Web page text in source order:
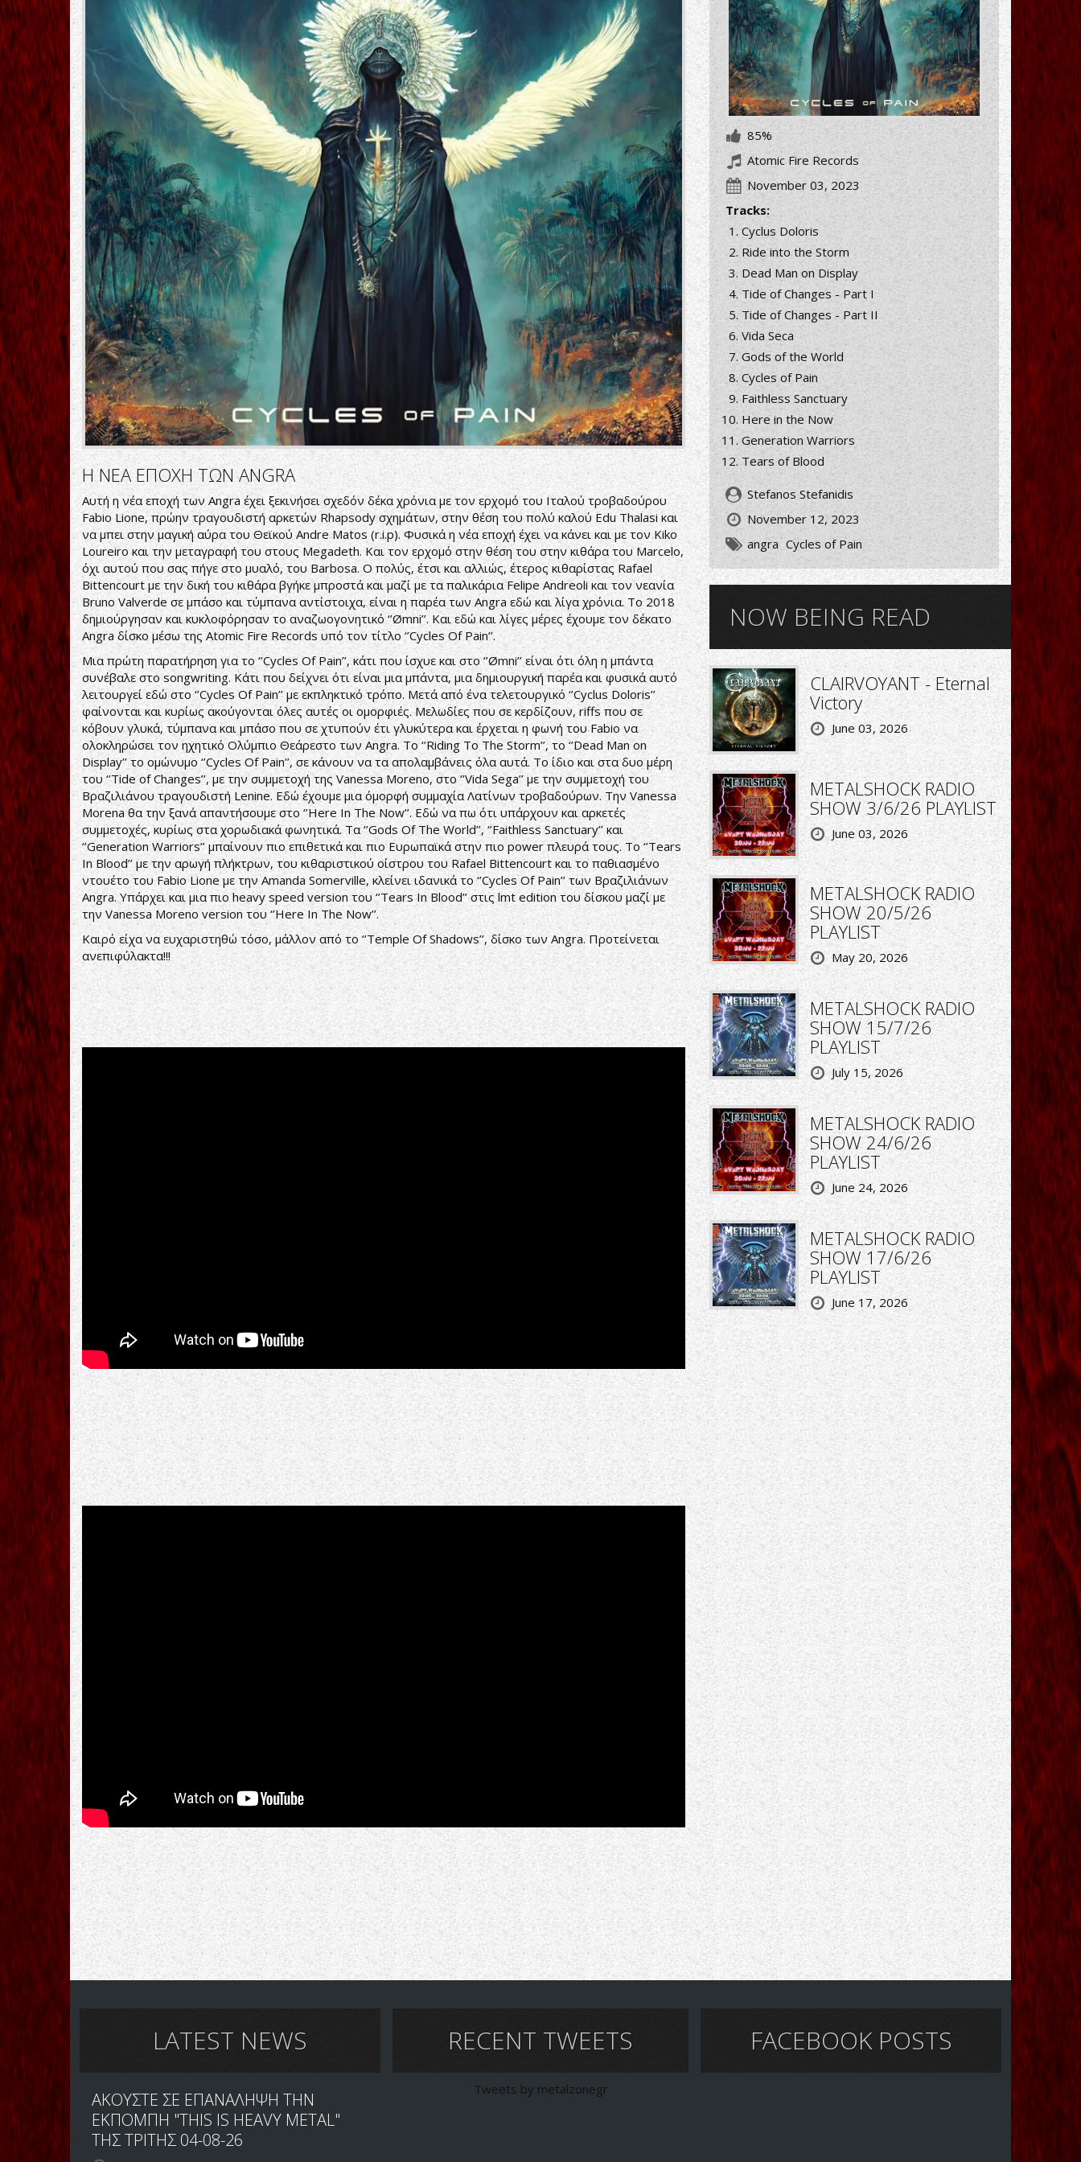
Η ΝΕΑ ΕΠΟΧΗ ΤΩΝ ANGRA
Αυτή η νέα εποχή των Angra έχει ξεκινήσει σχεδόν δέκα χρόνια με τον ερχομό του Ιταλού τροβαδούρου
Fabio Lione, πρώην τραγουδιστή αρκετών Rhapsody σχημάτων, στην θέση του πολύ καλού Edu Thalasi και
να μπει στην μαγική αύρα του Θεϊκού Andre Matos (r.i.p). Φυσικά η νέα εποχή έχει να κάνει και με τον Kiko
Loureiro και την μεταγραφή του στους Megadeth. Και τον ερχομό στην θέση του στην κιθάρα του Marcelo,
όχι αυτού που σας πήγε στο μυαλό, του Barbosa. Ο πολύς, έτσι και αλλιώς, έτερος κιθαρίστας Rafael
Bittencourt με την δική του κιθάρα βγήκε μπροστά και μαζί με τα παλικάρια Felipe Andreoli και τον νεανία
Bruno Valverde σε μπάσο και τύμπανα αντίστοιχα, είναι η παρέα των Angra εδώ και λίγα χρόνια. Το 2018
δημιούργησαν και κυκλοφόρησαν το αναζωογονητικό ‘’Ømni’’. Και εδώ και λίγες μέρες έχουμε τον δέκατο
Angra δίσκο μέσω της Atomic Fire Records υπό τον τίτλο ‘’Cycles Of Pain’’.
Μια πρώτη παρατήρηση για το ‘’Cycles Of Pain’’, κάτι που ίσχυε και στο ‘’Ømni’’ είναι ότι όλη η μπάντα
συνέβαλε στο songwriting. Κάτι που δείχνει ότι είναι μια μπάντα, μια δημιουργική παρέα και φυσικά αυτό
λειτουργεί εδώ στο ‘’Cycles Of Pain’’ με εκπληκτικό τρόπο. Μετά από ένα τελετουργικό ‘’Cyclus Doloris’’
φαίνονται και κυρίως ακούγονται όλες αυτές οι ομορφιές. Μελωδίες που σε κερδίζουν, riffs που σε
κόβουν γλυκά, τύμπανα και μπάσο που σε χτυπούν έτι γλυκύτερα και έρχεται η φωνή του Fabio να
ολοκληρώσει τον ηχητικό Ολύμπιο Θεάρεστο των Angra. Το ‘’Riding To The Storm’’, το ‘’Dead Man on
Display’’ το ομώνυμο ‘’Cycles Of Pain’’, σε κάνουν να τα απολαμβάνεις όλα αυτά. Το ίδιο και στα δυο μέρη
του ‘’Tide of Changes’’, με την συμμετοχή της Vanessa Moreno, στο ‘’Vida Sega’’ με την συμμετοχή του
Βραζιλιάνου τραγουδιστή Lenine. Εδώ έχουμε μια όμορφή συμμαχία Λατίνων τροβαδούρων. Την Vanessa
Morena θα την ξανά απαντήσουμε στο ‘’Here In The Now’’. Εδώ να πω ότι υπάρχουν και αρκετές
συμμετοχές, κυρίως στα χορωδιακά φωνητικά. Τα ‘’Gods Of The World’’, ‘’Faithless Sanctuary’’ και
‘’Generation Warriors’’ μπαίνουν πιο επιθετικά και πιο Ευρωπαϊκά στην πιο power πλευρά τους. Το ‘’Tears
In Blood’’ με την αρωγή πλήκτρων, του κιθαριστικού οίστρου του Rafael Bittencourt και το παθιασμένο
ντουέτο του Fabio Lione με την Amanda Somerville, κλείνει ιδανικά το ‘’Cycles Of Pain’’ των Βραζιλιάνων
Angra. Υπάρχει και μια πιο heavy speed version του ‘’Tears In Blood’’ στις lmt edition του δίσκου μαζί με
την Vanessa Moreno version του ‘’Here In The Now’’.
Καιρό είχα να ευχαριστηθώ τόσο, μάλλον από το ‘’Temple Of Shadows’’, δίσκο των Angra. Προτείνεται
ανεπιφύλακτα!!!
85%
Atomic Fire Records
November 03, 2023
Tracks:
Cyclus Doloris
Ride into the Storm
Dead Man on Display
Tide of Changes - Part I
Tide of Changes - Part II
Vida Seca
Gods of the World
Cycles of Pain
Faithless Sanctuary
Here in the Now
Generation Warriors
Tears of Blood
Stefanos Stefanidis
November 12, 2023
angra Cycles of Pain
NOW BEING READ
CLAIRVOYANT - Eternal
Victory
June 03, 2026
METALSHOCK RADIO
SHOW 3/6/26 PLAYLIST
June 03, 2026
METALSHOCK RADIO
SHOW 20/5/26
PLAYLIST
May 20, 2026
METALSHOCK RADIO
SHOW 15/7/26
PLAYLIST
July 15, 2026
METALSHOCK RADIO
SHOW 24/6/26
PLAYLIST
June 24, 2026
METALSHOCK RADIO
SHOW 17/6/26
PLAYLIST
June 17, 2026
LATEST NEWS
ΑΚΟΥΣΤΕ ΣΕ ΕΠΑΝΑΛΗΨΗ ΤΗΝ
ΕΚΠΟΜΠΗ "THIS IS HEAVY METAL"
ΤΗΣ ΤΡΙΤΗΣ 04-08-26
RECENT TWEETS
Tweets by metalzonegr
FACEBOOK POSTS